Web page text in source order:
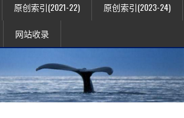
原创索引(2021-22) 原创索引(2023-24)
网站收录